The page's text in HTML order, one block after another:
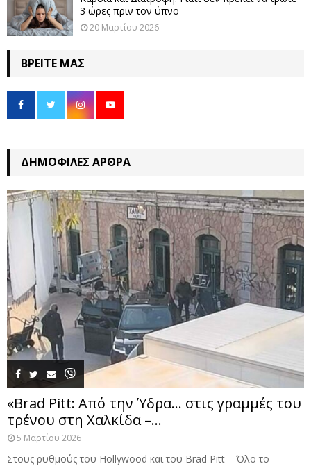
3 ώρες πριν τον ύπνο
20 Μαρτίου 2026
ΒΡΕΊΤΕ ΜΑΣ
ΔΗΜΟΦΙΛΈΣ ΆΡΘΡΑ
«Brad Pitt: Από την Ύδρα… στις γραμμές του
τρένου στη Χαλκίδα –...
5 Μαρτίου 2026
Στους ρυθμούς του Hollywood και του Brad Pitt – Όλο το